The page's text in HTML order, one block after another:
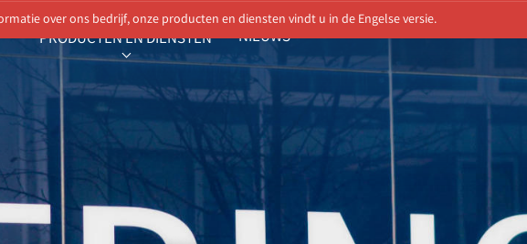
PRODUCTEN EN DIENSTENSUBMENU FOR "PRODUCTEN EN DIENSTEN"
NIEUWS
over ons bedrijf, onze producten en diensten vindt u in de Engelse versie.